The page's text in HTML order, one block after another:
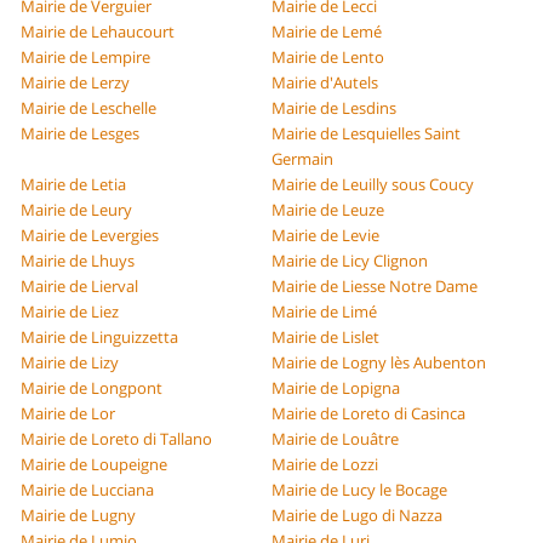
Mairie de Verguier
Mairie de Lecci
Mairie de Lehaucourt
Mairie de Lemé
Mairie de Lempire
Mairie de Lento
Mairie de Lerzy
Mairie d'Autels
Mairie de Leschelle
Mairie de Lesdins
Mairie de Lesges
Mairie de Lesquielles Saint
Germain
Mairie de Letia
Mairie de Leuilly sous Coucy
Mairie de Leury
Mairie de Leuze
Mairie de Levergies
Mairie de Levie
Mairie de Lhuys
Mairie de Licy Clignon
Mairie de Lierval
Mairie de Liesse Notre Dame
Mairie de Liez
Mairie de Limé
Mairie de Linguizzetta
Mairie de Lislet
Mairie de Lizy
Mairie de Logny lès Aubenton
Mairie de Longpont
Mairie de Lopigna
Mairie de Lor
Mairie de Loreto di Casinca
Mairie de Loreto di Tallano
Mairie de Louâtre
Mairie de Loupeigne
Mairie de Lozzi
Mairie de Lucciana
Mairie de Lucy le Bocage
Mairie de Lugny
Mairie de Lugo di Nazza